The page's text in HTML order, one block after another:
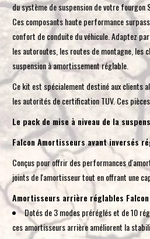
du système de suspension de votre
Ces composants haute performance
confort de conduite du véhicule. Adaptez
les autoroutes, les routes de montagne, les
suspension à amortissement réglable.
Ce kit est spécialement destiné aux clients
les autorités de certification TUV. Ces
Le pack de mise à niveau de la
Falcon Amortisseurs avant inversés
Conçus pour offrir des performances
joints de l'amortisseur tout en offrant une
Amortisseurs arrière réglables
Dotés de 3 modes préréglés et de 10
ces amortisseurs arrière améliorent la